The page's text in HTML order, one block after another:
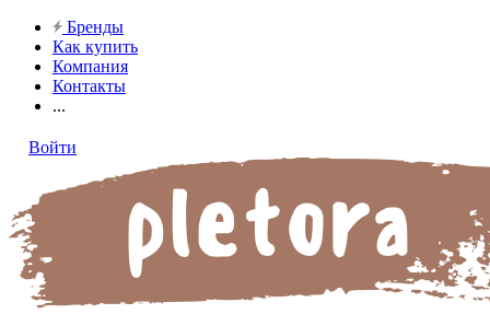
Бренды
Как купить
Компания
Контакты
...
Войти